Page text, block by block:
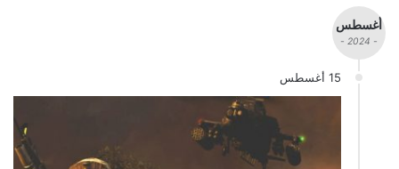
أغسطس
- 2024 -
15 أغسطس